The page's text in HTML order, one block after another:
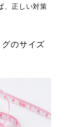
、正しい対策
のサイズ